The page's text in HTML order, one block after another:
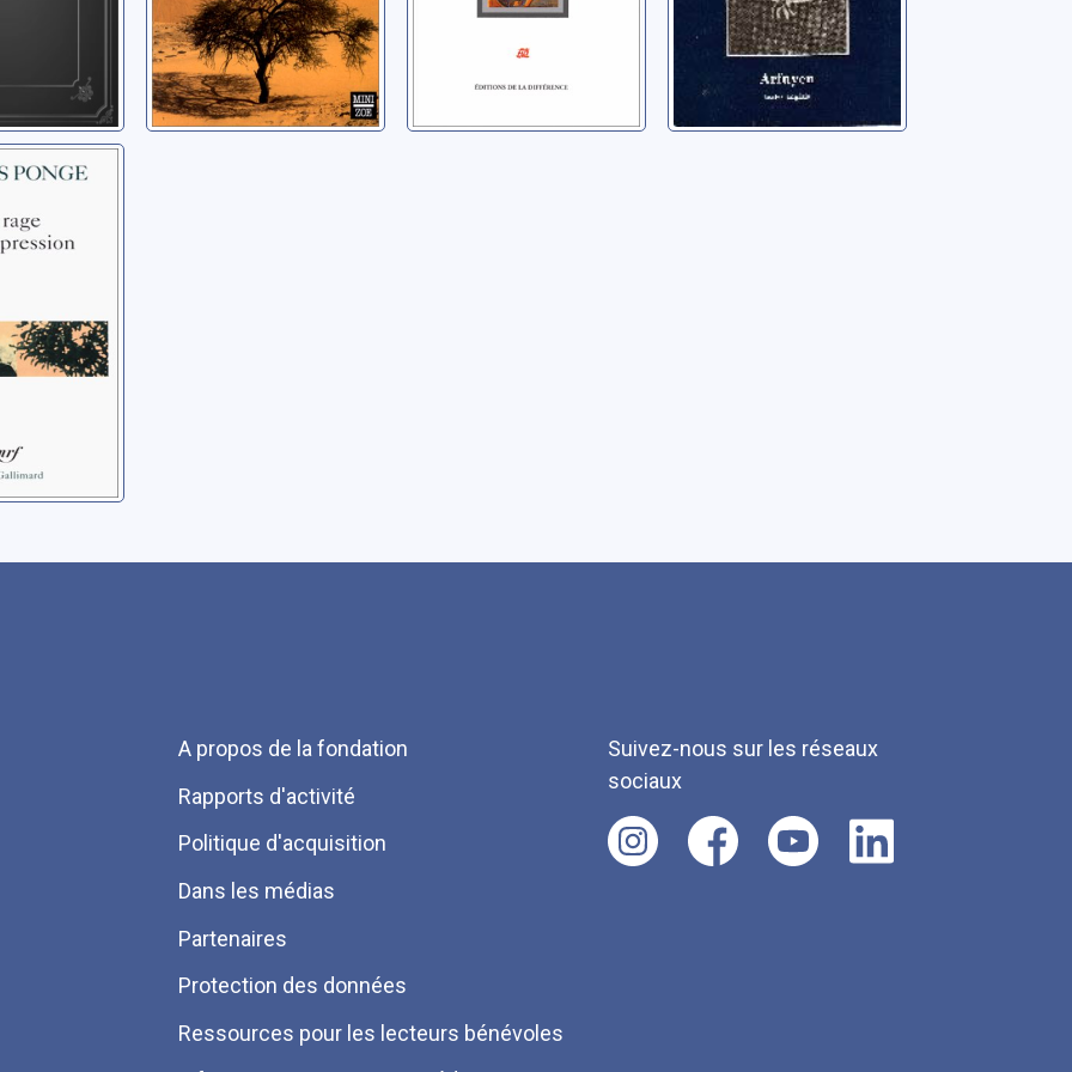
Menu
Pied
de
page
A propos de la fondation
Rapports d'activité
Politique d'acquisition
Dans les médias
Partenaires
Protection des données
Ressources pour les lecteurs bénévoles
Suivez-nous sur les réseaux
sociaux